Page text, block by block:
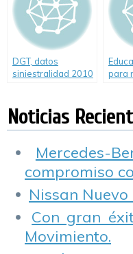
DGT, datos
siniestralidad 2010
para
Noticias
Mercedes-
compromiso
Nissan
Con gran
Movimiento.